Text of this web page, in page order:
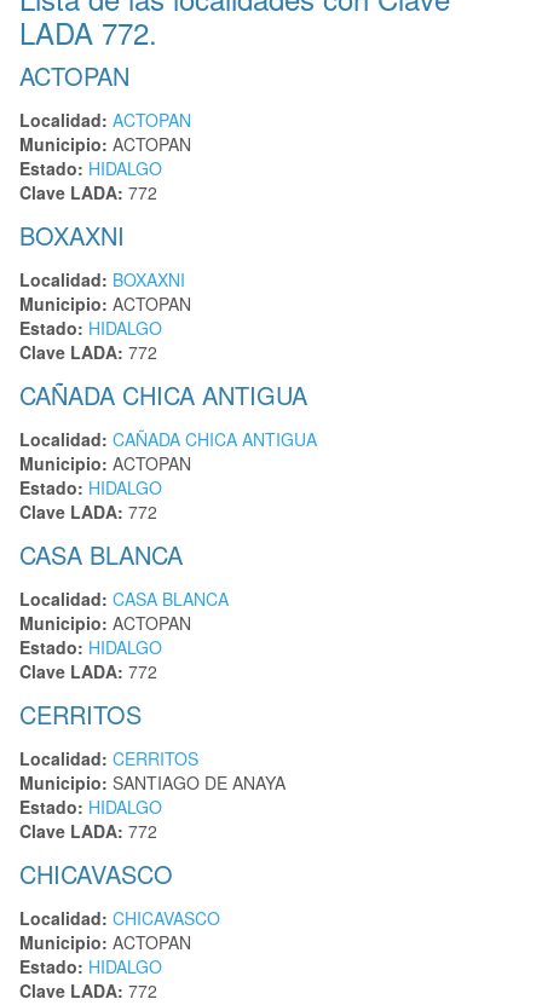
LADA 772.
ACTOPAN
Localidad: ACTOPAN
Municipio: ACTOPAN
Estado: HIDALGO
Clave LADA: 772
BOXAXNI
Localidad: BOXAXNI
Municipio: ACTOPAN
Estado: HIDALGO
Clave LADA: 772
CAÑADA CHICA ANTIGUA
Localidad: CAÑADA CHICA ANTIGUA
Municipio: ACTOPAN
Estado: HIDALGO
Clave LADA: 772
CASA BLANCA
Localidad: CASA BLANCA
Municipio: ACTOPAN
Estado: HIDALGO
Clave LADA: 772
CERRITOS
Localidad: CERRITOS
Municipio: SANTIAGO DE ANAYA
Estado: HIDALGO
Clave LADA: 772
CHICAVASCO
Localidad: CHICAVASCO
Municipio: ACTOPAN
Estado: HIDALGO
Clave LADA: 772